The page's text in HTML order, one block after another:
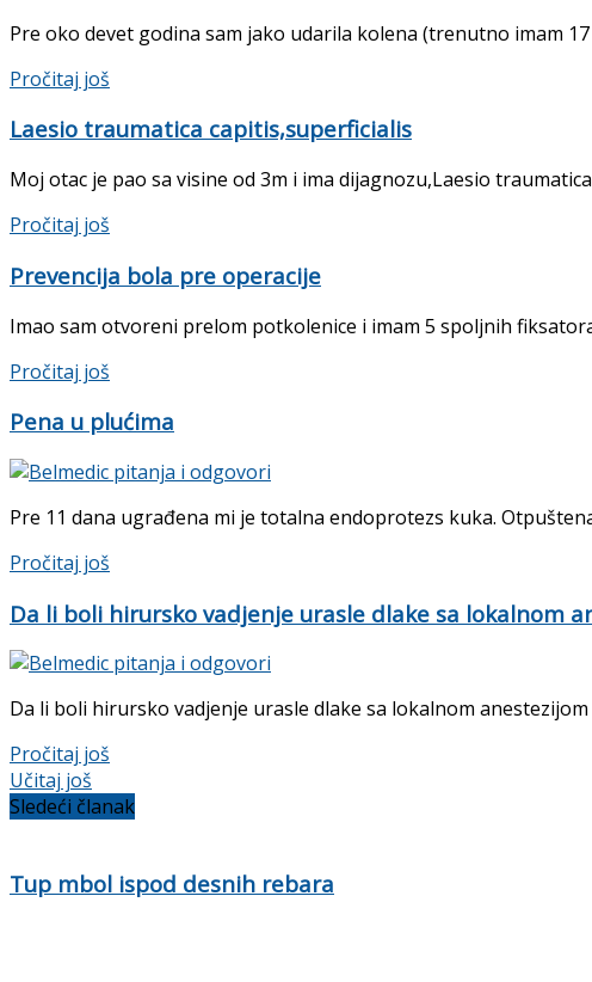
Pre oko devet godina sam jako udarila kolena (trenutno imam
Pročitaj još
Laesio traumatica capitis,superficialis
Moj otac je pao sa visine od 3m i ima dijagnozu,Laesio
Pročitaj još
Prevencija bola pre operacije
Imao sam otvoreni prelom potkolenice i imam 5 spoljnih
Pročitaj još
Pena u plućima
Pre 11 dana ugrađena mi je totalna endoprotezs kuka.
Pročitaj još
Da li boli hirursko vadjenje urasle dlake sa lokalnom
Da li boli hirursko vadjenje urasle dlake sa lokalnom
Pročitaj još
Učitaj još
Sledeći članak
Tup mbol ispod desnih rebara